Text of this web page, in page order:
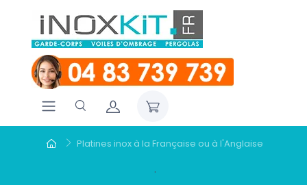
Platines inox à la Française ou à l'Anglaise
.